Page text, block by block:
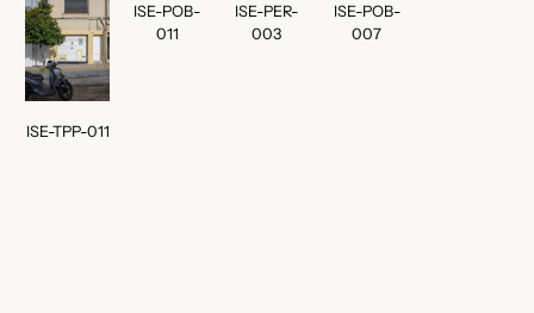
ISE-TPP-011
ISE-POB-
011
ISE-PER-
003
ISE-POB-
007